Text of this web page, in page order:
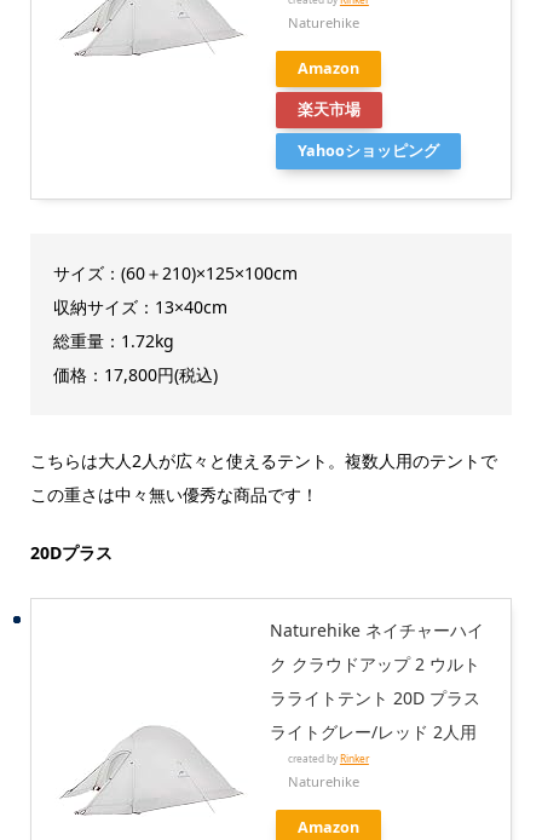
Naturehike
Amazon
楽天市場
Yahooショッピング
サイズ：(60＋210)×125×100cm
収納サイズ：13×40cm
総重量：1.72kg
価格：17,800円(税込)
こちらは大人2人が広々と使えるテント。複数人用のテントで
この重さは中々無い優秀な商品です！
20Dプラス
Naturehike ネイチャーハイ
ク クラウドアップ 2 ウルト
ラライトテント 20D プラス
ライトグレー/レッド 2人用
created byRinker
Naturehike
Amazon